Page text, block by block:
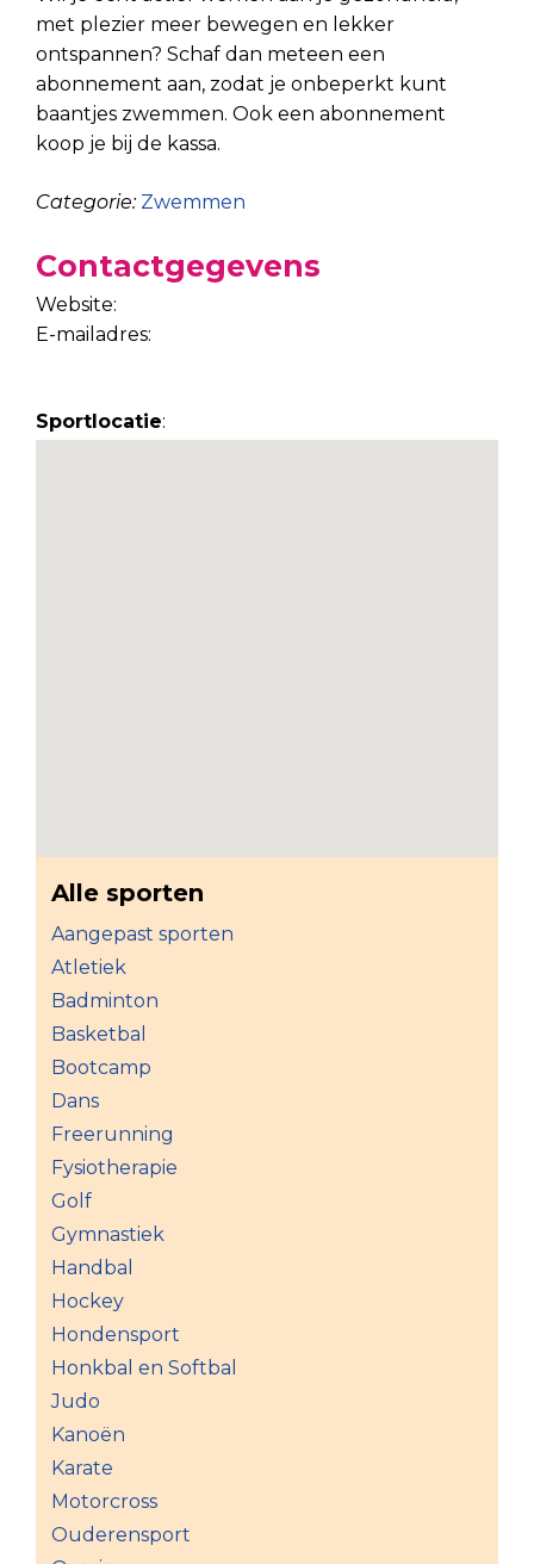
met plezier meer bewegen en lekker
ontspannen? Schaf dan meteen een
abonnement aan, zodat je onbeperkt kunt
baantjes zwemmen. Ook een abonnement
koop je bij de kassa.
Categorie: Zwemmen
Contactgegevens
Website:
E-mailadres:
Sportlocatie:
Alle sporten
Aangepast sporten
Atletiek
Badminton
Basketbal
Bootcamp
Dans
Freerunning
Fysiotherapie
Golf
Gymnastiek
Handbal
Hockey
Hondensport
Honkbal en Softbal
Judo
Kanoën
Karate
Motorcross
Ouderensport